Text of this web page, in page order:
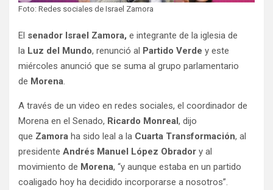
Foto: Redes sociales de Israel Zamora
El senador Israel Zamora, e integrante de la iglesia de
la Luz del Mundo, renunció al Partido Verde y este
miércoles anunció que se suma al grupo parlamentario
de Morena.
A través de un video en redes sociales, el coordinador de
Morena en el Senado, Ricardo Monreal , dijo
que Zamora ha sido leal a la Cuarta Transformación, al
presidente Andrés Manuel López Obrador y al
movimiento de Morena, “y aunque estaba en un partido
coaligado hoy ha decidido incorporarse a nosotros”.